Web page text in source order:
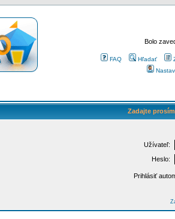
Bolo
FAQ Hľadať
Zadajte
Užívateľ:
Heslo:
Prihlásiť